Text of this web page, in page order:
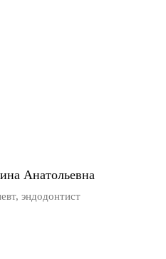
Анатольевна
эндодонтист